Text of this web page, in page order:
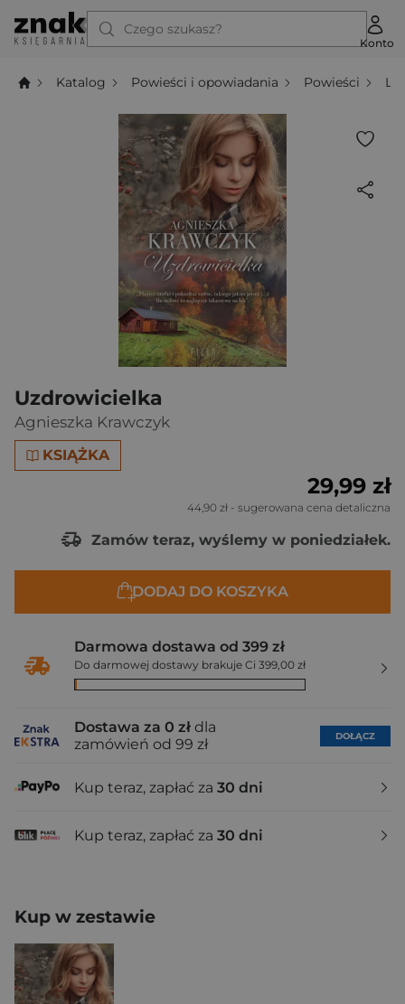
Czego szukasz?
Konto
Katalog Powieści i opowiadania Powieści
Uzdrowicielka
Agnieszka Krawczyk
KSIĄŻKA
29,99 zł
44,90 zł - sugerowana cena detaliczna
Zamów teraz, wyślemy w poniedziałek.
DODAJ DO KOSZYKA
Darmowa dostawa od 399 zł
Do darmowej dostawy brakuje Ci 399,00 zł
Dostawa za 0 zł dla
zamówień od 99 zł
DOŁĄCZ
Kup teraz, zapłać za 30 dni
Kup teraz, zapłać za 30 dni
Kup w zestawie